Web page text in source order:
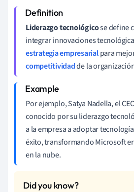
Liderazgo tecnológicose define
integrar innovaciones
estrategia empresarialpara
competitividadde la
Por ejemplo, Satya Nadella, el
conocido por su liderazgo
a la empresa a adoptar
éxito, transformando Microsoft
en la nube.